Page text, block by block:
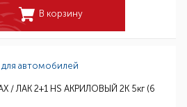
В корзину
для автомобилей
/ ЛАК 2+1 HS АКРИЛОВЫЙ 2K 5кг (6